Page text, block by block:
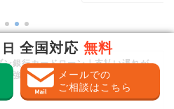
ン銀行カードローン｜支払い遅れが
と強制解約になる
日 全国対応 無料
メールでの
ご相談はこちら